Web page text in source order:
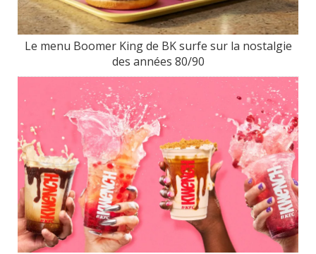
Le menu Boomer King de BK surfe sur la nostalgie
des années 80/90